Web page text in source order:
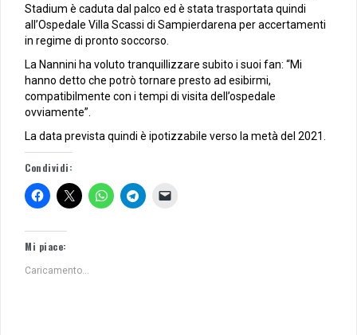
Stadium è caduta dal palco ed è stata trasportata quindi
all’Ospedale Villa Scassi di Sampierdarena per accertamenti
in regime di pronto soccorso.
La Nannini ha voluto tranquillizzare subito i suoi fan: “Mi
hanno detto che potrò tornare presto ad esibirmi,
compatibilmente con i tempi di visita dell’ospedale
ovviamente”.
La data prevista quindi è ipotizzabile verso la metà del 2021.
Condividi:
Mi piace:
Caricamento...